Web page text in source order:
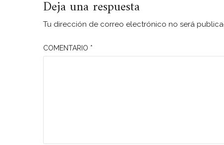
Deja una respuesta
Tu dirección de correo electrónico no será
COMENTARIO *